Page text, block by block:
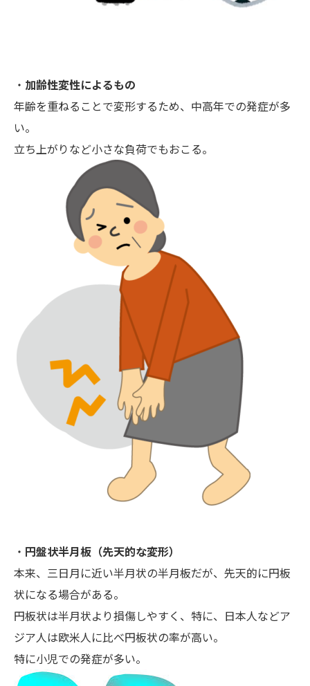
・ 加齢性変性によるもの
年齢を重ねることで変形するため、中高年での発症が多
い。
立ち上がりなど小さな負荷でもおこる。
・ 円盤状半月板（先天的な変形）
本来、三日月に近い半月状の半月板だが、先天的に円板
状になる場合がある。
円板状は半月状より損傷しやすく、特に、日本人などア
ジア人は欧米人に比べ円板状の率が高い。
特に小児での発症が多い。